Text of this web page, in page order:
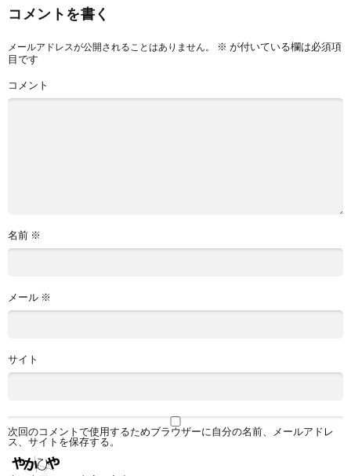
コメントを書く
メールアドレスが公開されることはありません。 ※ が付いている欄は必須項
目です
コメント
名前 ※
メール ※
サイト
次回のコメントで使用するためブラウザーに自分の名前、メールアドレ
ス、サイトを保存する。